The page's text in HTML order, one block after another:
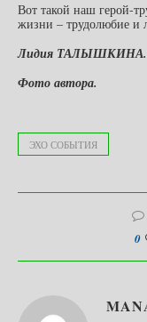
Вот такой наш герой-
жизни – трудолюбие и
Лидия ТАЛЫШКИНА.
Фото автора.
ЭХО СОБЫТИЯ
0